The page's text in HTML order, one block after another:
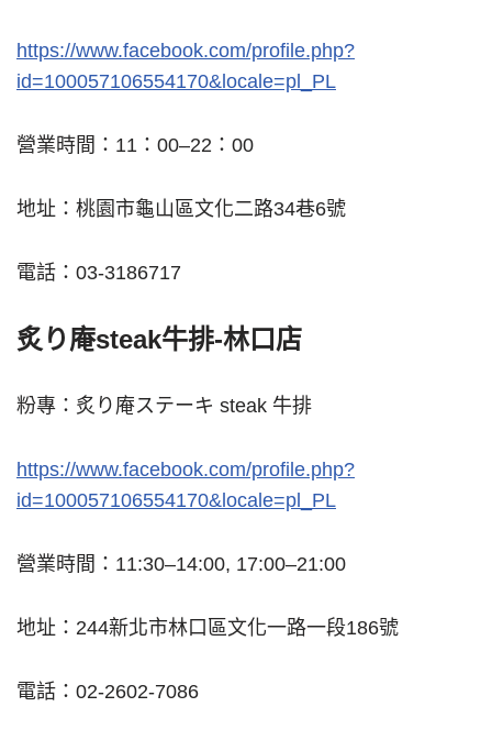
https://www.facebook.com/profile.php?
id=100057106554170&locale=pl_PL
營業時間：11：00–22：00
地址：桃園市龜山區文化二路34巷6號
電話：03-3186717
炙り庵steak牛排-林口店
粉專：炙り庵ステーキ steak 牛排
https://www.facebook.com/profile.php?
id=100057106554170&locale=pl_PL
營業時間：11:30–14:00, 17:00–21:00
地址：244新北市林口區文化一路一段186號
電話： 02-2602-7086